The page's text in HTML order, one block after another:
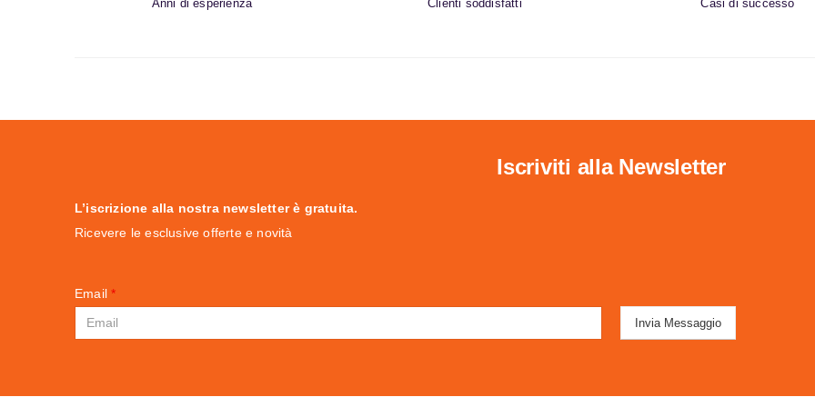
Anni di esperienza Clienti soddisfatti Casi di successo
Iscriviti alla Newsletter
L’iscrizione alla nostra newsletter è gratuita.
Ricevere le esclusive offerte e novità
Email*